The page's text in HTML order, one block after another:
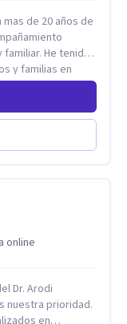
de 20 años de
He tenido
y familias en
variedad de
la
y/o virtual,
lo acordamos en
online
Dr. Arodi
nuestra prioridad.
en